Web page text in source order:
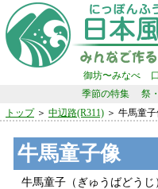
御坊〜みなべ
季節の特集
祭
トップ＞ 中辺路(R311) ＞ 牛馬童
牛馬童子像
牛馬童子（ぎゅうばどう